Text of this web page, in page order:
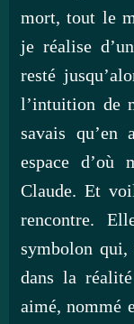
mort, tout le
je réalise
resté
l’intuition de
savais qu’en
espace d’où
Claude. Et
rencontre.
symbolon
dans la
aimé, nommé